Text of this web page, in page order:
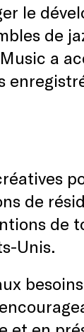
le
de
a
de
de
Unis.